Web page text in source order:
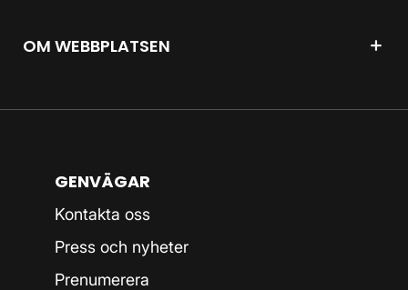
OM WEBBPLATSEN
GENVÄGAR
Kontakta oss
Press och nyheter
Prenumerera